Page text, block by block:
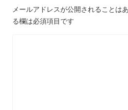
メールアドレスが公開されることは
る欄は必須項目です